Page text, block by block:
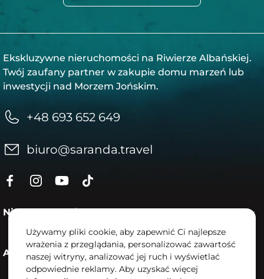
Ekskluzywne nieruchomości na Riwierze Albańskiej.
Twój zaufany partner w zakupie domu marzeń lub
inwestycji nad Morzem Jońskim.
+48 693 652 649
biuro@saranda.travel
Nieruchomości
Aktualności
Używamy pliki cookie, aby zapewnić Ci najlepsze
wrażenia z przeglądania, personalizować zawartość
naszej witryny, analizować jej ruch i wyświetlać
odpowiednie reklamy. Aby uzyskać więcej